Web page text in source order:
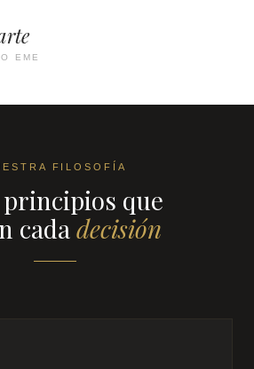
EME
FILOSOFÍA
que
cadadecisión